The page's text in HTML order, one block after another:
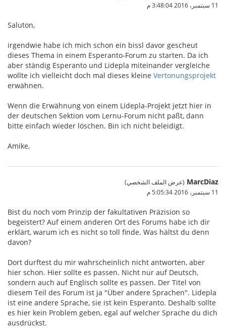
11 سبتمبر، 2016 3:48:04 م
Saluton,
irgendwie habe ich mich schon ein bissl davor gescheut
dieses Thema in einem Esperanto-Forum zu starten. Da ich
aber ständig Esperanto und Lidepla miteinander vergleiche
wollte ich vielleicht doch mal dieses kleine Vertonungsprojekt
erwähnen.
Wenn die Erwähnung von einem Lidepla-Projekt jetzt hier in
der deutschen Sektion vom Lernu-Forum nicht paßt, dann
bitte einfach wieder löschen. Bin ich nicht beleidigt.
Amike,
MarcDiaz (عرض الملف الشخصي)
11 سبتمبر، 2016 5:05:34 م
Bist du noch vom Prinzip der fakultativen Präzision so
begeistert? Auf einem anderen Ort des Forums habe ich dir
erklärt, warum ich es nicht so toll finde. Was hältst du denn
davon?
Dort durftest du mir wahrscheinlich nicht antworten, aber
hier schon. Hier sollte es passen. Nicht nur auf Deutsch,
sondern auch auf Englisch sollte es passen. Der Titel von
diesem Teil des Forum ist ja "Über andere Sprachen". Lidepla
ist eine andere Sprache, sie ist kein Esperanto. Deshalb sollte
es hier kein Problem geben, egal auf welcher Sprache du dich
ausdrückst.